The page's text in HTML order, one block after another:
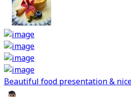
Beautiful food presentation &